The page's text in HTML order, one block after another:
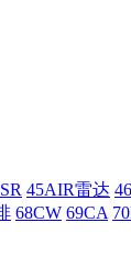
45AIR雷达
68CW 69CA